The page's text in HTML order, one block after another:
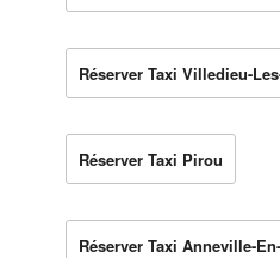
Réserver Taxi Villedieu-
Réserver Taxi Pirou
Réserver Taxi Anneville-